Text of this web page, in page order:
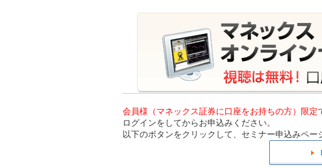
会員様（マネックス証券に口座をお持ちの方）限定
ログインをしてからお申込みください。
以下のボタンをクリックして、セミナー申込みペ